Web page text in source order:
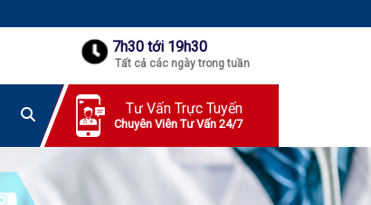
7h30 tới 19h30
Tất cả các ngày trong tuần
Tư Vấn Trực Tuyến
Chuyên Viên Tư Vấn 24/7